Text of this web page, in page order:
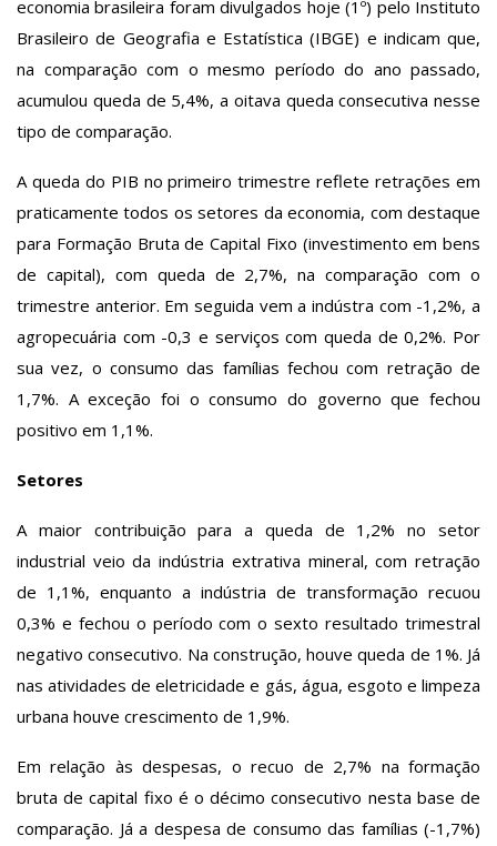
economia brasileira foram divulgados hoje (1º) pelo Instituto
Brasileiro de Geografia e Estatística (IBGE) e indicam que,
na comparação com o mesmo período do ano passado,
acumulou queda de 5,4%, a oitava queda consecutiva nesse
tipo de comparação.
A queda do PIB no primeiro trimestre reflete retrações em
praticamente todos os setores da economia, com destaque
para Formação Bruta de Capital Fixo (investimento em bens
de capital), com queda de 2,7%, na comparação com o
trimestre anterior. Em seguida vem a indústra com -1,2%, a
agropecuária com -0,3 e serviços com queda de 0,2%. Por
sua vez, o consumo das famílias fechou com retração de
1,7%. A exceção foi o consumo do governo que fechou
positivo em 1,1%.
Setores
A maior contribuição para a queda de 1,2% no setor
industrial veio da indústria extrativa mineral, com retração
de 1,1%, enquanto a indústria de transformação recuou
0,3% e fechou o período com o sexto resultado trimestral
negativo consecutivo. Na construção, houve queda de 1%. Já
nas atividades de eletricidade e gás, água, esgoto e limpeza
urbana houve crescimento de 1,9%.
Em relação às despesas, o recuo de 2,7% na formação
bruta de capital fixo é o décimo consecutivo nesta base de
comparação. Já a despesa de consumo das famílias (-1,7%)